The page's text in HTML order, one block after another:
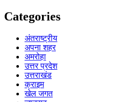
Categories
अंतराष्ट्रीय
अपना शहर
अमरोहा
उत्तर प्रदेश
उत्तराखंड
क्राइम
खेल जगत